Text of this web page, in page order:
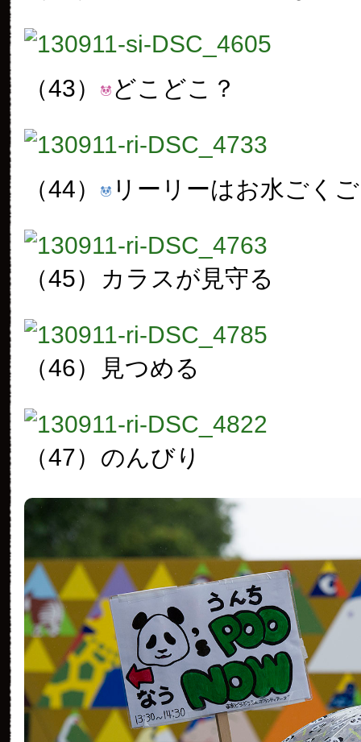
（43） どこどこ？
（44） リーリーはお水ごく
（45） カラスが見守る
（46） 見つめる
（47） のんびり